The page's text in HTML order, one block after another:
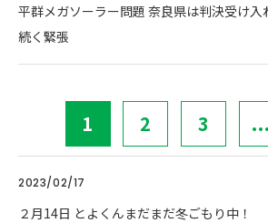
平群メガソーラー問題 奈良県は判決受け入
続く緊張
1 2 3 ...
2023/02/17
２月14日 とよくんまだまだ冬ごもり中！